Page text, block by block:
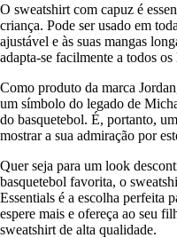
O sweatshirt com capuz é
criança. Pode ser usado em
ajustável e às suas mangas
adapta-se facilmente a todos os
Como produto da marca
um símbolo do legado de
do basquetebol. É, portanto,
mostrar a sua admiração por
Quer seja para um look
basquetebol favorita, o
Essentials é a escolha perfeita
espere mais e ofereça ao seu
sweatshirt de alta qualidade.